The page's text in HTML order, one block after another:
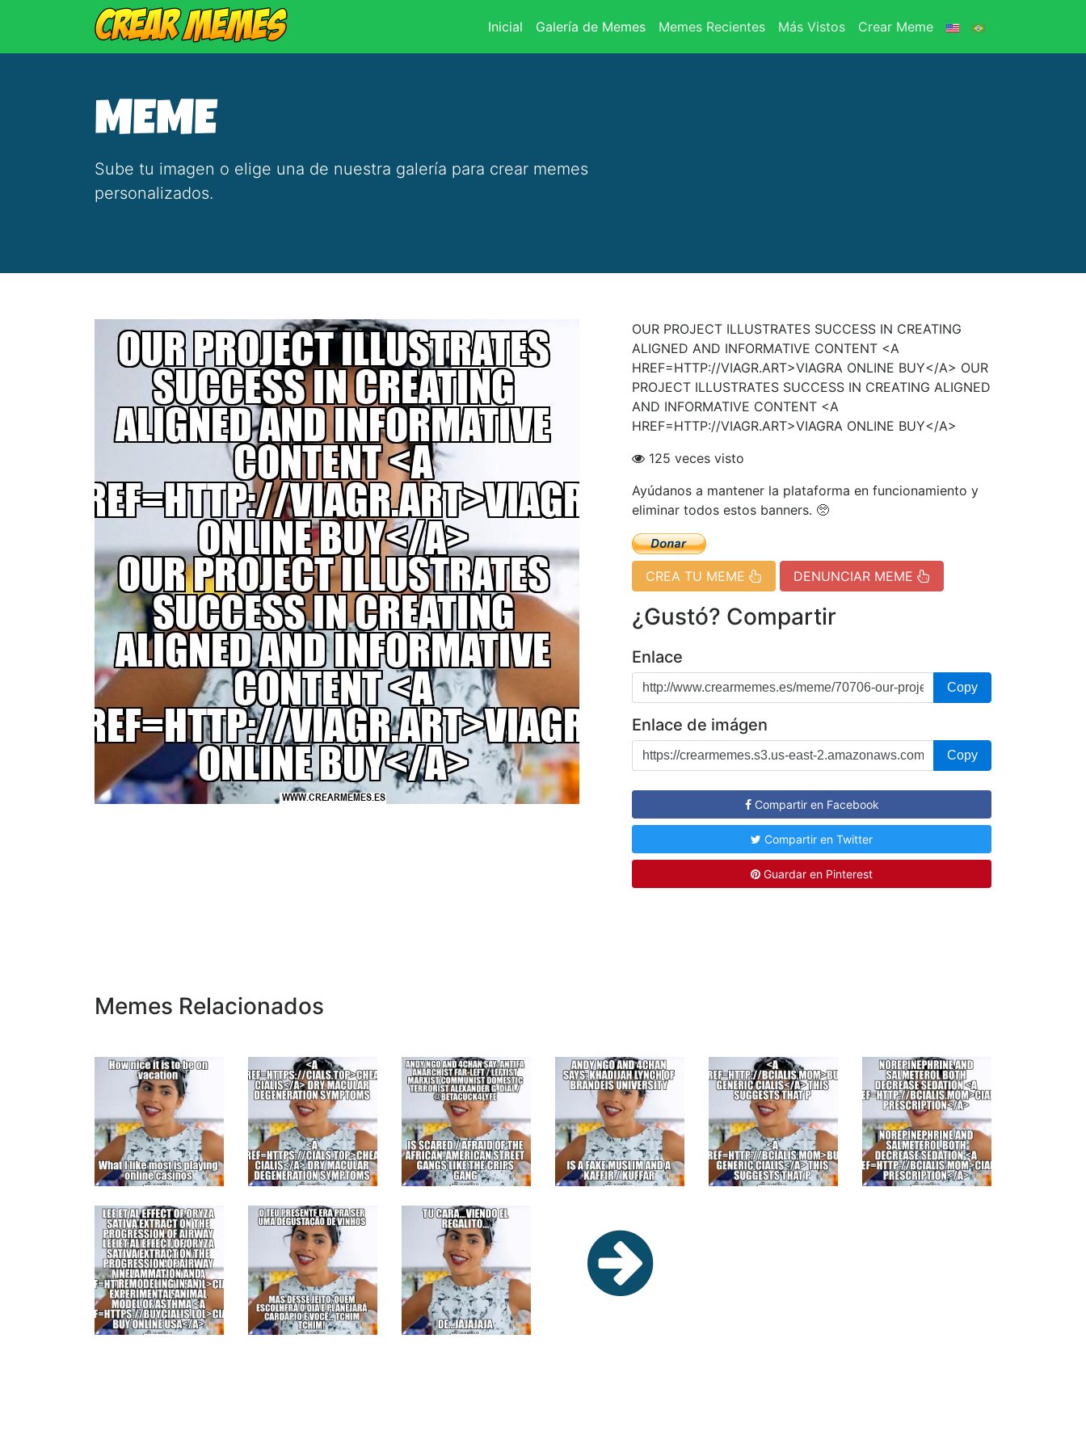
Inicial (current)
Galería de Memes Memes Recientes Más Vistos Crear Meme
MEME
Sube tu imagen o elige una de nuestra galería para crear memes
personalizados.
OUR PROJECT ILLUSTRATES SUCCESS IN CREATING
ALIGNED AND INFORMATIVE CONTENT <A
HREF=HTTP://VIAGR.ART>VIAGRA ONLINE BUY</A> OUR
PROJECT ILLUSTRATES SUCCESS IN CREATING ALIGNED
AND INFORMATIVE CONTENT <A
HREF=HTTP://VIAGR.ART>VIAGRA ONLINE BUY</A>
125 veces visto
Ayúdanos a mantener la plataforma en funcionamiento y
eliminar todos estos banners. 🥺
CREA TU MEME DENUNCIAR MEME
¿Gustó? Compartir
Enlace
Copy
Enlace de imágen
Copy
Compartir en Facebook
Compartir en Twitter
Guardar en Pinterest
Memes Relacionados